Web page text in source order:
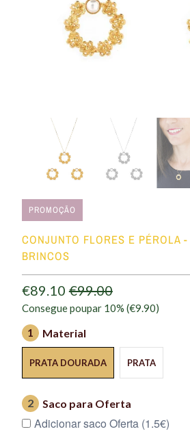
PROMOÇÃO
CONJUNTO FLORES E PÉROLA
BRINCOS
€89.10 €99.00
Consegue poupar 10% (€9.90)
1 Material
PRATA DOURADA PRATA
2 Saco para Oferta
Adicionar saco Oferta (1.5€)